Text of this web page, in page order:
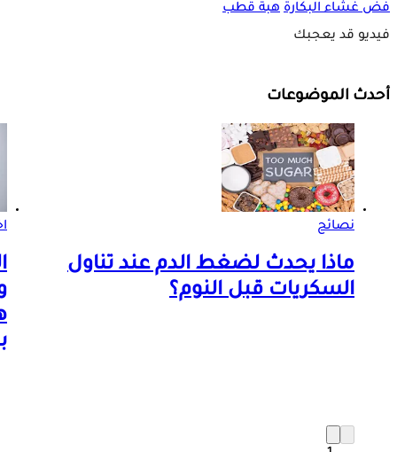
فض غشاء البكارة هبة قطب
فيديو قد يعجبك
أحدث الموضوعات
نصائح
ماذا يحدث لضغط الدم عند تناول
السكريات قبل النوم؟